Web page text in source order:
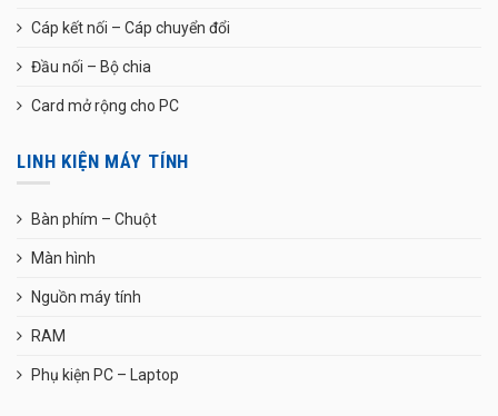
Cáp kết nối – Cáp chuyển đổi
Đầu nối – Bộ chia
Card mở rộng cho PC
LINH KIỆN MÁY TÍNH
Bàn phím – Chuột
Màn hình
Nguồn máy tính
RAM
Phụ kiện PC – Laptop